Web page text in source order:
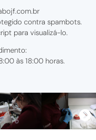
contra spambots.
para visualizá-lo.
às 18:00 horas.